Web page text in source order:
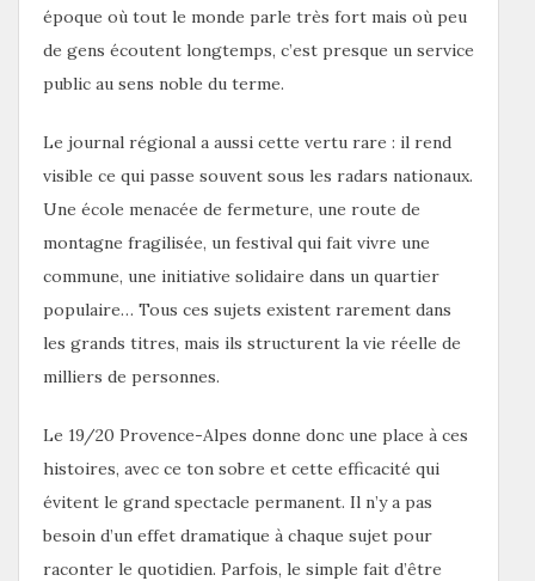
époque où tout le monde parle très fort mais où peu
de gens écoutent longtemps, c’est presque un service
public au sens noble du terme.
Le journal régional a aussi cette vertu rare : il rend
visible ce qui passe souvent sous les radars nationaux.
Une école menacée de fermeture, une route de
montagne fragilisée, un festival qui fait vivre une
commune, une initiative solidaire dans un quartier
populaire… Tous ces sujets existent rarement dans
les grands titres, mais ils structurent la vie réelle de
milliers de personnes.
Le 19/20 Provence-Alpes donne donc une place à ces
histoires, avec ce ton sobre et cette efficacité qui
évitent le grand spectacle permanent. Il n’y a pas
besoin d’un effet dramatique à chaque sujet pour
raconter le quotidien. Parfois, le simple fait d’être